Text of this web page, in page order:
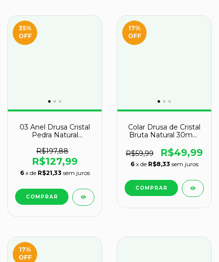
35%
OFF
03 Anel Drusa Cristal
Pedra Natural
Dourado
R$197,88
R$127,99
6 x de R$21,33 sem juros
17%
OFF
Colar Drusa de Cristal
Bruta Natural 30mm
R$59,99
R$49,99
6 x de R$8,33 sem juros
17%
OFF